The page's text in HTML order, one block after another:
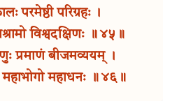
परमेष्ठी परिग्रहः ।
विश्वदक्षिणः ॥ ४५॥
प्रमाणं बीजमव्ययम् ।
महाभोगो महाधनः ॥ ४६॥